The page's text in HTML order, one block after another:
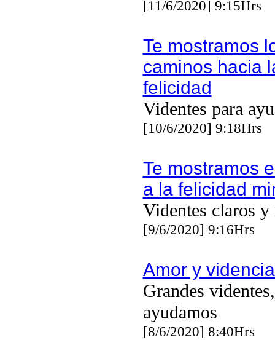
[11/6/2020] 9:15Hrs
Te mostramos
caminos hacia
felicidad
Videntes para
[10/6/2020] 9:18Hrs
Te mostramos
a la felicidad
Videntes claros y
[9/6/2020] 9:16Hrs
Amor y
Grandes
ayudamos
[8/6/2020] 8:40Hrs